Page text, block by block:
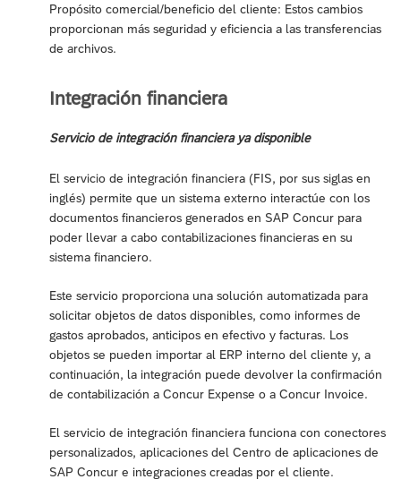
Propósito comercial/beneficio del cliente: Estos cambios
proporcionan más seguridad y eficiencia a las transferencias
de archivos.
Integración financiera
Servicio de integración financiera ya disponible
El servicio de integración financiera (FIS, por sus siglas en
inglés) permite que un sistema externo interactúe con los
documentos financieros generados en SAP Concur para
poder llevar a cabo contabilizaciones financieras en su
sistema financiero.
Este servicio proporciona una solución automatizada para
solicitar objetos de datos disponibles, como informes de
gastos aprobados, anticipos en efectivo y facturas. Los
objetos se pueden importar al ERP interno del cliente y, a
continuación, la integración puede devolver la confirmación
de contabilización a Concur Expense o a Concur Invoice.
El servicio de integración financiera funciona con conectores
personalizados, aplicaciones del Centro de aplicaciones de
SAP Concur e integraciones creadas por el cliente.